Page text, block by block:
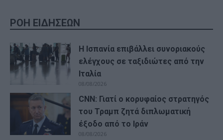
ΡΟΗ ΕΙΔΗΣΕΩΝ
Η Ισπανία επιβάλλει συνοριακούς
ελέγχους σε ταξιδιώτες από την
Ιταλία
08/08/2026
CNN: Γιατί ο κορυφαίος στρατηγός
του Τραμπ ζητά διπλωματική
έξοδο από το Ιράν
08/08/2026